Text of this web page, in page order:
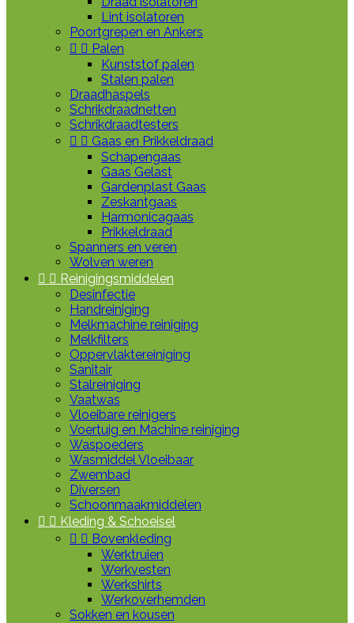
Lint isolatoren
Poortgrepen en Ankers
  Palen
Kunststof palen
Stalen palen
Draadhaspels
Schrikdraadnetten
Schrikdraadtesters
  Gaas en Prikkeldraad
Schapengaas
Gaas Gelast
Gardenplast Gaas
Zeskantgaas
Harmonicagaas
Prikkeldraad
Spanners en veren
Wolven weren
  Reinigingsmiddelen
Desinfectie
Handreiniging
Melkmachine reiniging
Melkfilters
Oppervlaktereiniging
Sanitair
Stalreiniging
Vaatwas
Vloeibare reinigers
Voertuig en Machine reiniging
Waspoeders
Wasmiddel Vloeibaar
Zwembad
Diversen
Schoonmaakmiddelen
  Kleding & Schoeisel
  Bovenkleding
Werktruien
Werkvesten
Werkshirts
Werkoverhemden
Sokken en kousen